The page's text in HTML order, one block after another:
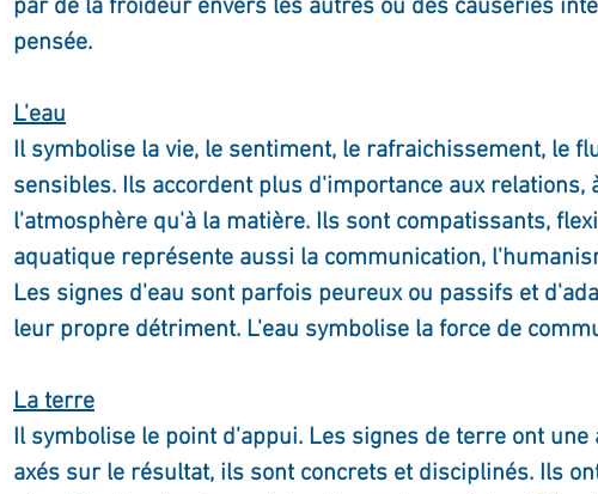
par de la froideur envers les autres ou des causeries
pensée.
L'eau
Il symbolise la vie, le sentiment, le rafraichissement, le
sensibles. Ils accordent plus d'importance aux relations,
l'atmosphère qu'à la matière. Ils sont compatissants,
aquatique représente aussi la communication,
Les signes d'eau sont parfois peureux ou passifs et
leur propre détriment. L'eau symbolise la force de
La terre
Il symbolise le point d'appui. Les signes de terre ont
axés sur le résultat, ils sont concrets et disciplinés. Ils